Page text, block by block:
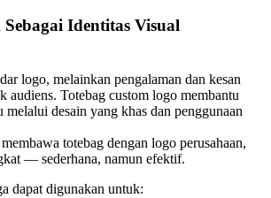
Identitas Visual
logo, melainkan pengalaman dan kesan
audiens. Totebag custom logo membantu
melalui desain yang khas dan penggunaan
totebag dengan logo perusahaan,
— sederhana, namun efektif.
dapat digunakan untuk: